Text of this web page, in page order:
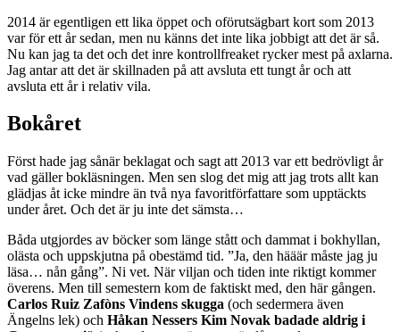
2014 är egentligen ett lika öppet och oförutsägbart kort som 2013
var för ett år sedan, men nu känns det inte lika jobbigt att det är så.
Nu kan jag ta det och det inre kontrollfreaket rycker mest på axlarna.
Jag antar att det är skillnaden på att avsluta ett tungt år och att
avsluta ett år i relativ vila.
Bokåret
Först hade jag sånär beklagat och sagt att 2013 var ett bedrövligt år
vad gäller bokläsningen. Men sen slog det mig att jag trots allt kan
glädjas åt icke mindre än två nya favoritförfattare som upptäckts
under året. Och det är ju inte det sämsta…
Båda utgjordes av böcker som länge stått och dammat i bokhyllan,
olästa och uppskjutna på obestämd tid. ”Ja, den hääär måste jag ju
läsa… nån gång”. Ni vet. När viljan och tiden inte riktigt kommer
överens. Men till semestern kom de faktiskt med, den här gången.
Carlos Ruiz Zafòns Vindens skugga (och sedermera även
Ängelns lek) och Håkan Nessers Kim Novak badade aldrig i